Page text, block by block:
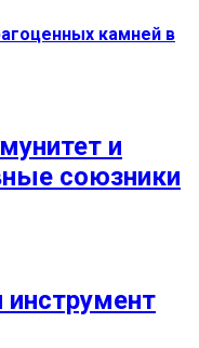
камней в
и
союзники
инструмент